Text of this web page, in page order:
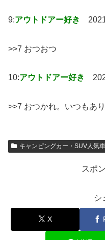
9:アウトドアー好き
>>7 おつおつ
10:アウトドアー好き
>>7 おつかれ。いつもあ
キャンピングカー・SUV人気
スポ
シ
X